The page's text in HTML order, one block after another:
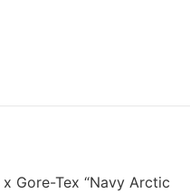
Gore-Tex “Navy Arctic